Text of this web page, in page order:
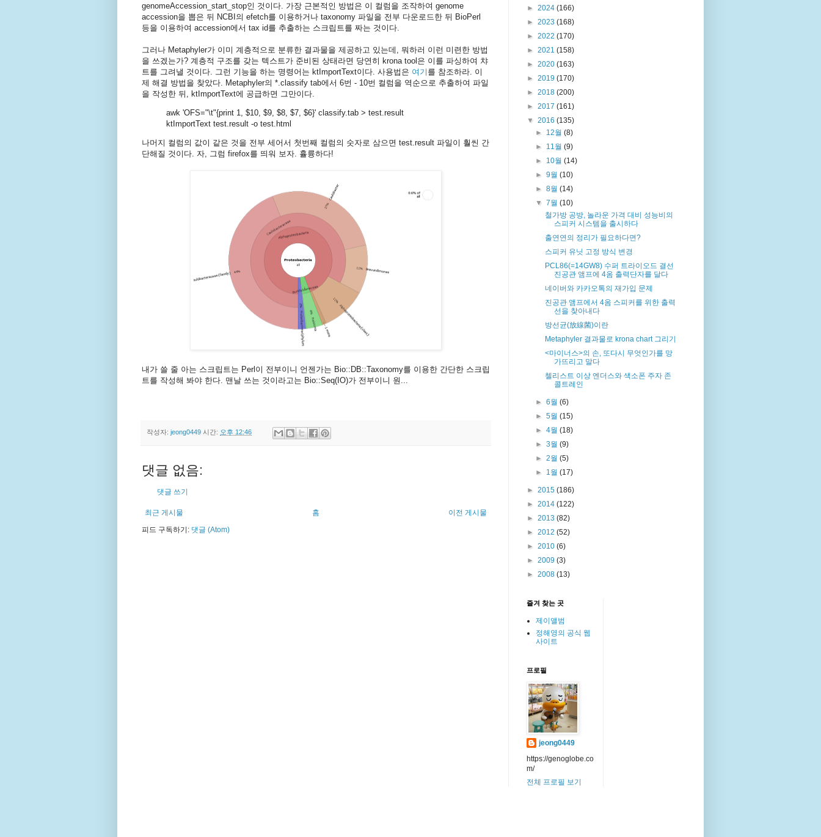
genomeAccession_start_stop인 것이다. 가장 근본적인 방법은 이 컬럼을 조작하여 genome
accession을 뽑은 뒤 NCBI의 efetch를 이용하거나 taxonomy 파일을 전부 다운로드한 뒤 BioPerl
등을 이용하여 accession에서 tax id를 추출하는 스크립트를 짜는 것이다.
그러나 Metaphyler가 이미 계층적으로 분류한 결과물을 제공하고 있는데, 뭐하러 이런 미련한 방법
을 쓰겠는가? 계층적 구조를 갖는 텍스트가 준비된 상태라면 당연히 krona tool은 이를 파싱하여 챠
트를 그려낼 것이다. 그런 기능을 하는 명령어는 ktImportText이다. 사용법은 여기 를 참조하라. 이
제 해결 방법을 찾았다. Metaphyler의 *.classify tab에서 6번 - 10번 컬럼을 역순으로 추출하여 파일
을 작성한 뒤, ktImportText에 공급하면 그만이다.
awk 'OFS="\t"{print 1, $10, $9, $8, $7, $6}' classify.tab > test.result
ktImportText test.result -o test.html
나머지 컬럼의 값이 같은 것을 전부 세어서 첫번째 컬럼의 숫자로 삼으면 test.result 파일이 훨씬 간
단해질 것이다. 자, 그럼 firefox를 띄워 보자. 휼륭하다!
내가 쓸 줄 아는 스크립트는 Perl이 전부이니 언젠가는 Bio::DB::Taxonomy를 이용한 간단한 스크립
트를 작성해 봐야 한다. 맨날 쓰는 것이라고는 Bio::Seq(IO)가 전부이니 원...
작성자: jeong0449 시간: 오후 12:46
댓글 없음:
댓글 쓰기
최근 게시물 이전 게시물
홈
피드 구독하기: 댓글 (Atom)
► 2024 (166)
► 2023 (168)
► 2022 (170)
► 2021 (158)
► 2020 (163)
► 2019 (170)
► 2018 (200)
► 2017 (161)
▼ 2016 (135)
► 12월(8)
► 11월(9)
► 10월(14)
►9월(10)
►8월(14)
▼7월(10)
철가방 공방, 놀라운 가격 대비 성능비의
스피커 시스템을 출시하다
출연연의 정리가 필요하다면?
스피커 유닛 고정 방식 변경
PCL86(=14GW8) 수퍼 트라이오드 결선
진공관 앰프에 4옴 출력단자를 달다
네이버와 카카오톡의 재가입 문제
진공관 앰프에서 4옴 스피커를 위한 출력
선을 찾아내다
방선균(放線菌)이란
Metaphyler 결과물로 krona chart 그리기
<마이너스>의 손, 또다시 무엇인가를 망
가뜨리고 말다
첼리스트 이상 엔더스와 색소폰 주자 존
콜트레인
►6월(6)
►5월(15)
►4월(18)
►3월(9)
►2월(5)
► 1월(17)
► 2015 (186)
► 2014 (122)
► 2013 (82)
► 2012 (52)
► 2010 (6)
► 2009 (3)
► 2008 (13)
즐겨 찾는 곳
제이앨범
정해영의 공식 웹
사이트
프로필
jeong0449
https://genoglobe.co
m/
전체 프로필 보기